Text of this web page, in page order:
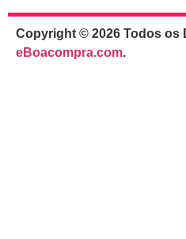
Copyright © 2026 Todos os
eBoacompra.com.